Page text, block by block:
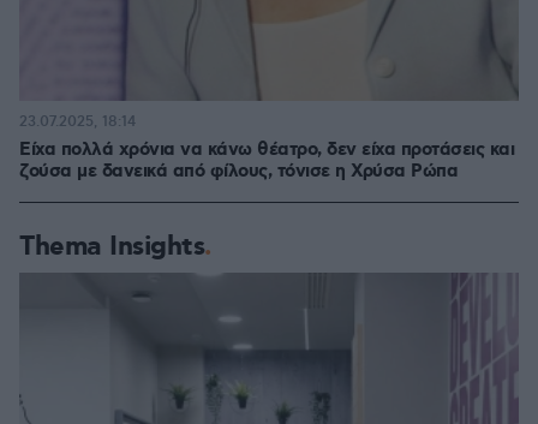
Είχα πολλά χρόνια να κάνω θέατρο, δεν είχα προτάσεις και
ζούσα με δανεικά από φίλους, τόνισε η Χρύσα Ρώπα
23.07.2025, 18:14
Thema Insights